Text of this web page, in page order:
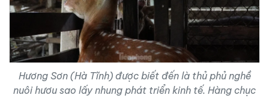
Hương Sơn (Hà Tĩnh) được biết đến là thủ phủ nghề
nuôi hươu sao lấy nhung phát triển kinh tế. Hàng chục